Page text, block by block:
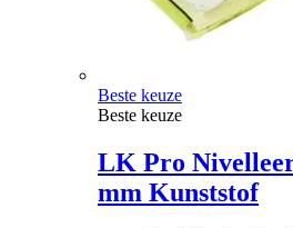
Beste keuze
Beste keuze
LK Pro
mm Kunststof